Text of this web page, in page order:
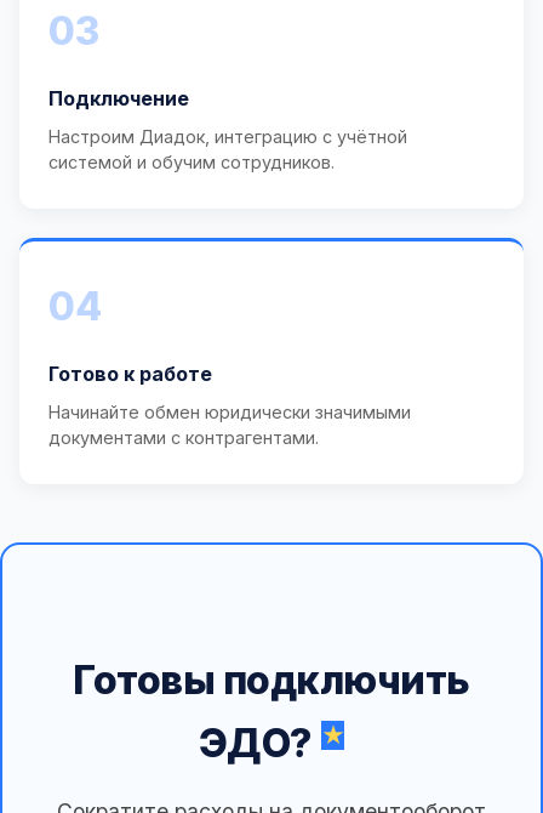
03
Подключение
Настроим Диадок, интеграцию с учётной
системой и обучим сотрудников.
04
Готово к работе
Начинайте обмен юридически значимыми
документами с контрагентами.
Готовы подключить
ЭДО?